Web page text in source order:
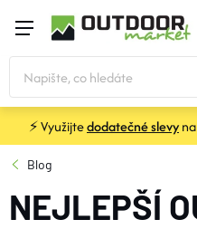
obsah
STANY
SPACÁKY
⚡ Využijtedodatečné slevy
Blog
NEJLEPŠÍ